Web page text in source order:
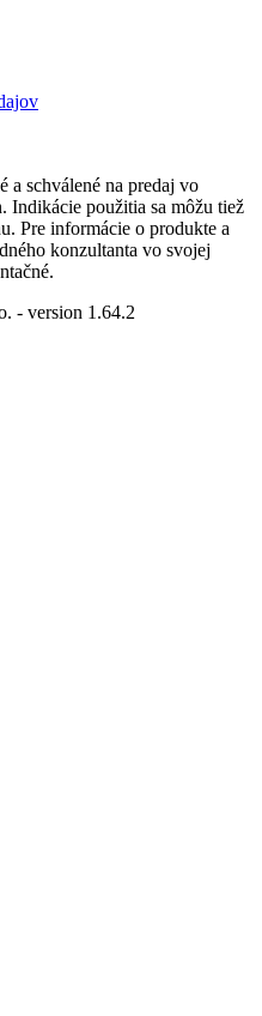
a schválené na predaj vo
Indikácie použitia sa môžu tiež
Pre informácie o produkte a
konzultanta vo svojej
- version 1.64.2